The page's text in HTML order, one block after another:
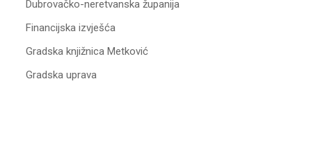
Dubrovačko-neretvanska županija
Financijska izvješća
Gradska knjižnica Metković
Gradska uprava